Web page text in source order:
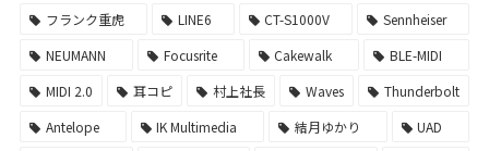
フランク重虎
LINE6 CT-S1000V
Sennheiser
NEUMANN
Focusrite Cakewalk
BLE-MIDI
MIDI 2.0
耳コピ 村上社長 Waves
Thunderbolt
Antelope
IK Multimedia 結月ゆかり
UAD